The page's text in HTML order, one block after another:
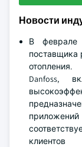
Новости
В феврале
поставщика
Danfoss,